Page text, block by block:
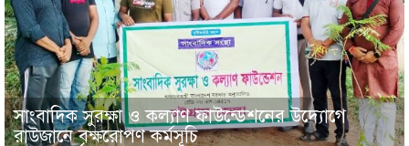
সাংবাদিক সুরক্ষা ও কল্যাণ ফাউন্ডেশনের উদ্যোগে
রাউজানে বৃক্ষরোপণ কর্মসূচি